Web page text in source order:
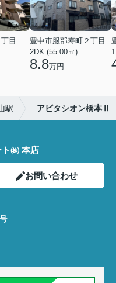
目
豊中市服部寿町２丁目
2DK (55.00㎡)
8.8万円
駅 アビタシオン橋本Ⅱ
㈱ 本店
お問い合わせ